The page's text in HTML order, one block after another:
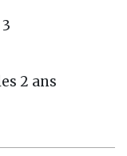
3
2 ans